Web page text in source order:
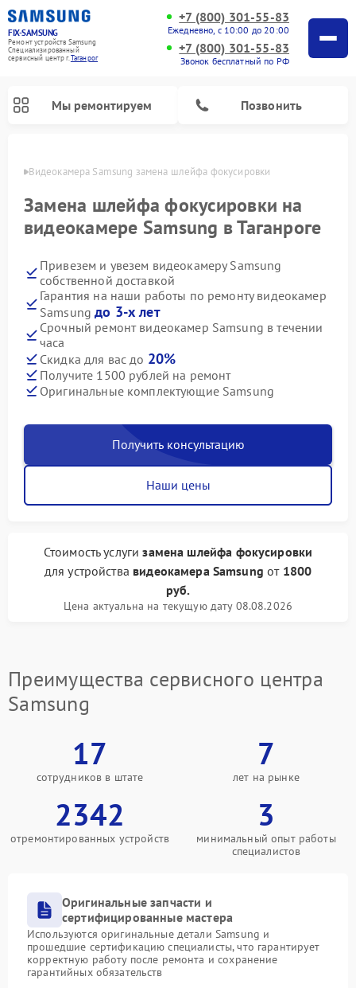
FIX-SAMSUNG
Ремонт устройств Samsung
Специализированный
cервисный центр г.Таганрог
+7 (800) 301-55-83
Ежедневно, с 10:00 до 20:00
+7 (800) 301-55-83
Звонок бесплатный по РФ
Мы ремонтируем Позвонить
Видеокамера Samsung замена шлейфа фокусировки
Замена шлейфа фокусировки на
видеокамере Samsung в Таганроге
Привезем и увезем видеокамеру Samsung
собственной доставкой
Гарантия на наши работы по ремонту видеокамер
Samsungдо 3-х лет
Срочный ремонт видеокамер Samsung в течении
часа
Скидка для вас до 20%
Получите 1500 рублей на ремонт
Оригинальные комплектующие Samsung
Получить консультацию
Наши цены
Стоимость услугизамена шлейфа фокусировки
для устройства видеокамера Samsung от 1800
руб.
Цена актуальна на текущую дату 08.08.2026
Преимущества сервисного центра
Samsung
17
сотрудников в штате
7
лет на рынке
2342
отремонтированных устройств
3
минимальный опыт работы
специалистов
Оригинальные запчасти и
сертифицированные мастера
Используются оригинальные детали Samsung и
прошедшие сертификацию специалисты, что гарантирует
корректную работу после ремонта и сохранение
гарантийных обязательств